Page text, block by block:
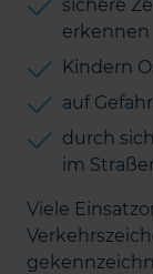
sichere
erkennen
Kindern
auf
durch
im
Viele